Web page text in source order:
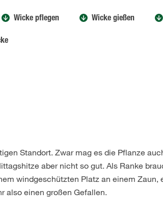
Wicke pflegen Wicke gießen
Standort. Zwar mag es die Pflanze
aber nicht so gut. Als Ranke
windgeschützten Platz an einem Zaun,
also einen großen Gefallen.